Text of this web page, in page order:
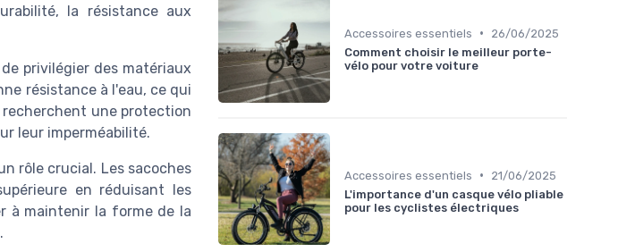
la résistance aux
privilégier des matériaux
résistance à l'eau, ce qui
recherchent une protection
leur imperméabilité.
rôle crucial. Les sacoches
en réduisant les
à maintenir la forme de la
Accessoires essentiels •
26/06/2025
Comment choisir le meilleur porte-
vélo pour votre voiture
Accessoires essentiels •
21/06/2025
L'importance d'un casque vélo pliable
pour les cyclistes électriques